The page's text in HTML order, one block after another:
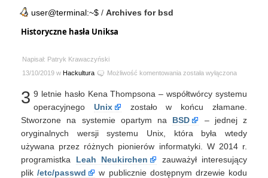
user@terminal:~$ / Archives for bsd
Historyczne hasła Uniksa
Napisał: Patryk Krawaczyński
13/10/2019 w Hackultura Możliwość komentowania Historyczne
Uniksa
została wyłączona
3 9 letnie hasło Kena Thompsona – współtwórcy systemu
operacyjnego Unix
zostało w końcu złamane.
Stworzone na systemie opartym na BSD
– jednej z
oryginalnych wersji systemu Unix, która była wtedy
używana przez różnych pionierów informatyki. W 2014 r.
programistka Leah Neukirchen
zauważył interesujący
plik/etc/passwd
w publicznie dostępnym drzewie kodu